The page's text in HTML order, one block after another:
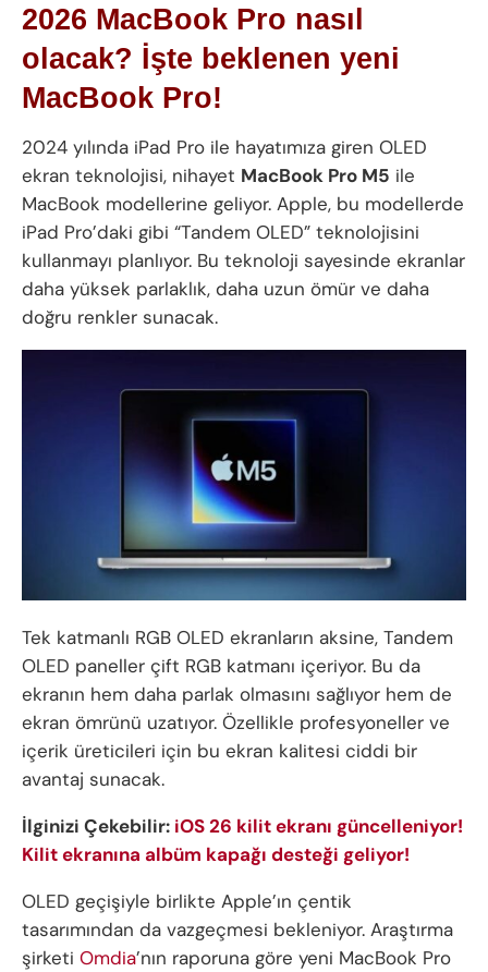
2026 MacBook Pro nasıl
olacak? İşte beklenen yeni
MacBook Pro!
2024 yılında iPad Pro ile hayatımıza giren OLED
ekran teknolojisi, nihayet MacBook Pro M5 ile
MacBook modellerine geliyor. Apple, bu modellerde
iPad Pro’daki gibi “Tandem OLED” teknolojisini
kullanmayı planlıyor. Bu teknoloji sayesinde ekranlar
daha yüksek parlaklık, daha uzun ömür ve daha
doğru renkler sunacak.
Tek katmanlı RGB OLED ekranların aksine, Tandem
OLED paneller çift RGB katmanı içeriyor. Bu da
ekranın hem daha parlak olmasını sağlıyor hem de
ekran ömrünü uzatıyor. Özellikle profesyoneller ve
içerik üreticileri için bu ekran kalitesi ciddi bir
avantaj sunacak.
İlginizi Çekebilir: iOS 26 kilit ekranı güncelleniyor!
Kilit ekranına albüm kapağı desteği geliyor!
OLED geçişiyle birlikte Apple’ın çentik
tasarımından da vazgeçmesi bekleniyor. Araştırma
şirketi Omdia’nın raporuna göre yeni MacBook Pro